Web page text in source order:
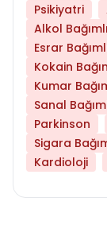
Psikiyatri
Alkol
Esrar
Kokain
Kumar
Sanal
Parkinson
Sigara
Kardioloji